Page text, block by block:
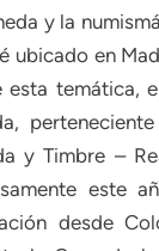
y la
ubicado en
esta temática,
y Timbre –
este
desde